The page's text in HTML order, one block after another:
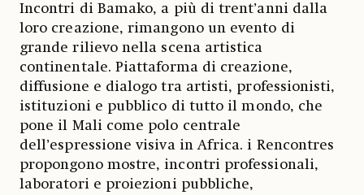
Incontri di Bamako, a più di trent’anni dalla
loro creazione, rimangono un evento di
grande rilievo nella scena artistica
continentale. Piattaforma di creazione,
diffusione e dialogo tra artisti, professionisti,
istituzioni e pubblico di tutto il mondo, che
pone il Mali come polo centrale
dell’espressione visiva in Africa. i Rencontres
propongono mostre, incontri professionali,
laboratori e proiezioni pubbliche,